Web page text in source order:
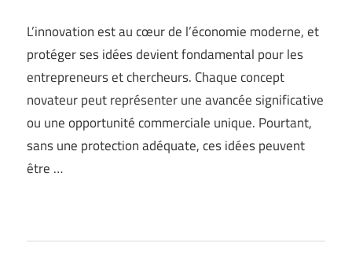
L’innovation est au cœur de l’économie moderne, et
protéger ses idées devient fondamental pour les
entrepreneurs et chercheurs. Chaque concept
novateur peut représenter une avancée significative
ou une opportunité commerciale unique. Pourtant,
sans une protection adéquate, ces idées peuvent
être …